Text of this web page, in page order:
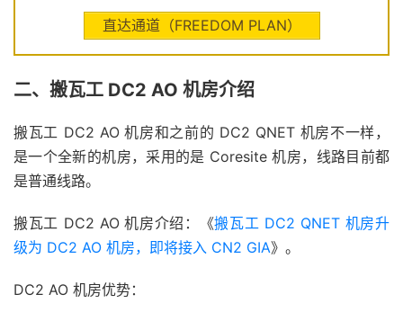
直达通道（FREEDOM PLAN）
二、搬瓦工 DC2 AO 机房介绍
搬瓦工 DC2 AO 机房和之前的 DC2 QNET 机房不一样，
是一个全新的机房，采用的是 Coresite 机房，线路目前都
是普通线路。
搬瓦工 DC2 AO 机房介绍：《搬瓦工 DC2 QNET 机房升
级为 DC2 AO 机房，即将接入 CN2 GIA》。
DC2 AO 机房优势：